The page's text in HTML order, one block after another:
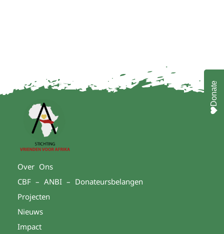
Over Ons
CBF – ANBI – Donateursbelangen
Projecten
Nieuws
Impact
Donate